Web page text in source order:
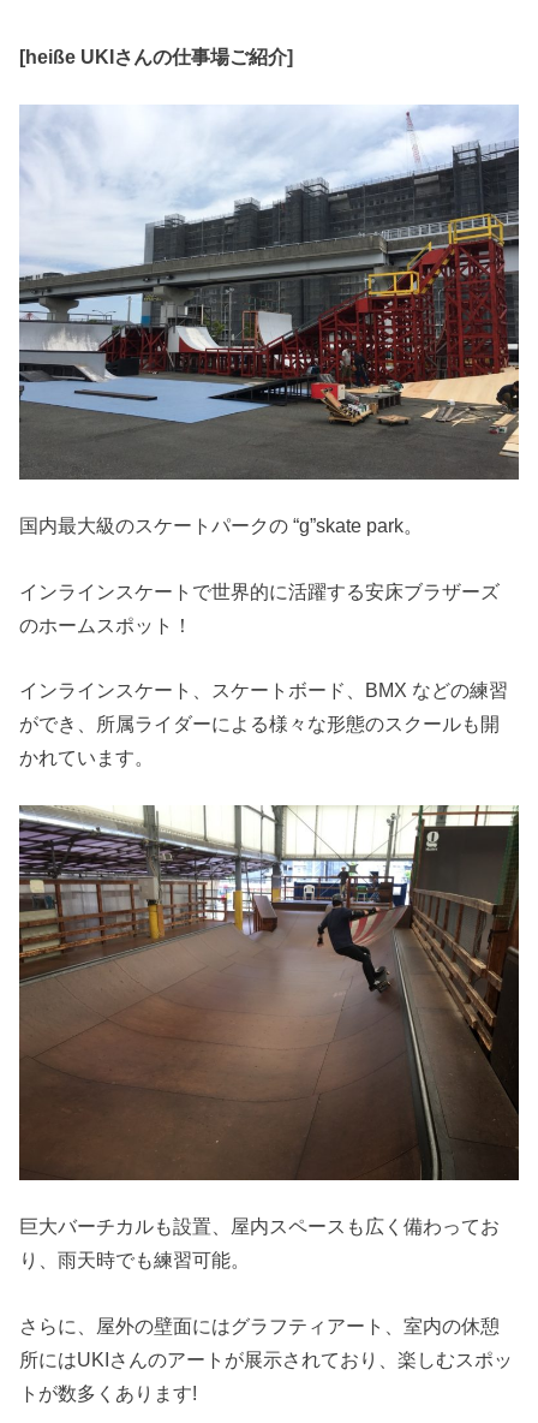
[heiße UKIさんの仕事場ご紹介]
国内最大級のスケートパークの “g”skate park。
インラインスケートで世界的に活躍する安床ブラザーズ
のホームスポット！
インラインスケート、スケートボード、BMX などの練習
ができ、所属ライダーによる様々な形態のスクールも開
かれています。
巨大バーチカルも設置、屋内スペースも広く備わってお
り、雨天時でも練習可能。
さらに、屋外の壁面にはグラフティアート、室内の休憩
所にはUKIさんのアートが展示されており、楽しむスポッ
トが数多くあります!